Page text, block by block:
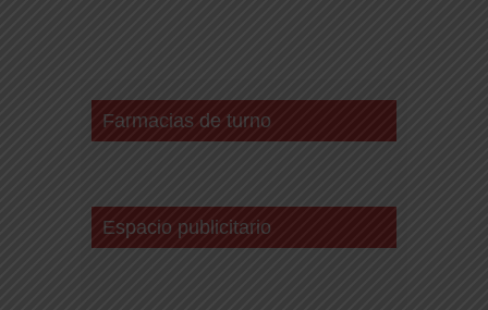
Farmacias de turno
Espacio publicitario